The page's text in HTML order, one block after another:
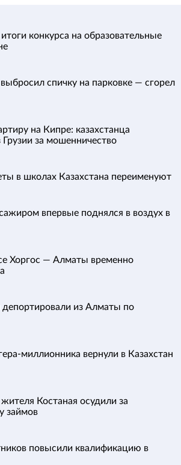
конкурса на образовательные
спичку на парковке — сгорел
на Кипре: казахстанца
Грузии за мошенничество
в школах Казахстана переименуют
впервые поднялся в воздух в
Хоргос — Алматы временно
из Алматы по
миллионника вернули в Казахстан
Костаная осудили за
займов
повысили квалификацию в